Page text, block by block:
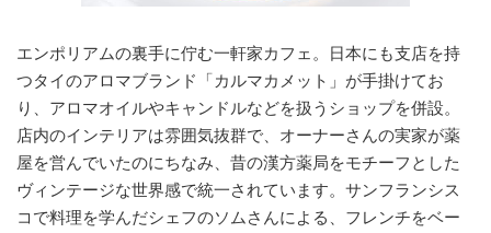
エンポリアムの裏手に佇む一軒家カフェ。日本にも支店を持
つタイのアロマブランド「カルマカメット」が手掛けてお
り、アロマオイルやキャンドルなどを扱うショップを併設。
店内のインテリアは雰囲気抜群で、オーナーさんの実家が薬
屋を営んでいたのにちなみ、昔の漢方薬局をモチーフとした
ヴィンテージな世界感で統一されています。サンフランシス
コで料理を学んだシェフのソムさんによる、フレンチをベー